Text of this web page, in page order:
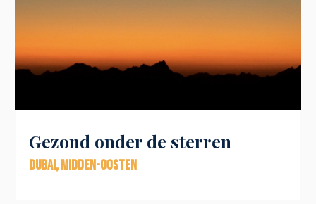
Gezond onder de sterren
Dubai,Midden-Oosten